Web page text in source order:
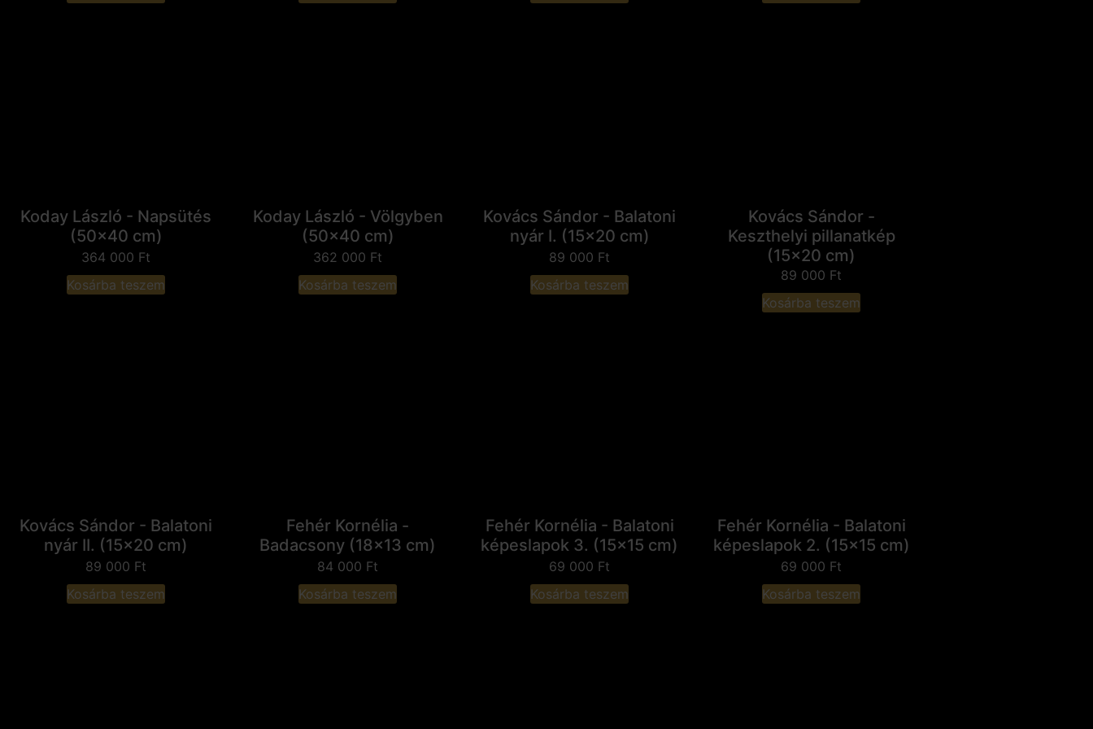
Koday László - Napsütés
(50x40 cm)
364 000 Ft
Kosárba teszem
Koday László - Völgyben
(50x40 cm)
362 000 Ft
Kosárba teszem
Kovács Sándor - Balatoni
nyár I. (15x20 cm)
89 000 Ft
Kosárba teszem
Kovács Sándor -
Keszthelyi pillanatkép
(15x20 cm)
89 000 Ft
Kosárba teszem
Kovács Sándor - Balatoni
nyár II. (15x20 cm)
89 000 Ft
Kosárba teszem
Fehér Kornélia -
Badacsony (18x13 cm)
84 000 Ft
Kosárba teszem
Fehér Kornélia - Balatoni
képeslapok 3. (15x15 cm)
69 000 Ft
Kosárba teszem
Fehér Kornélia - Balatoni
képeslapok 2. (15x15 cm)
69 000 Ft
Kosárba teszem